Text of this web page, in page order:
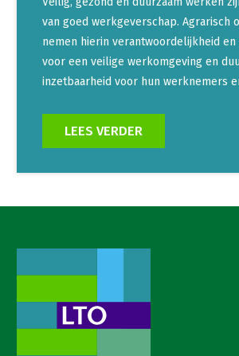
van goed werkgeverschap. Agrarisch
nemen hierin verantwoordelijkheid en
voor een veilige werkomgeving en
inzetbaarheid voor hun werknemers
LEES VERDER